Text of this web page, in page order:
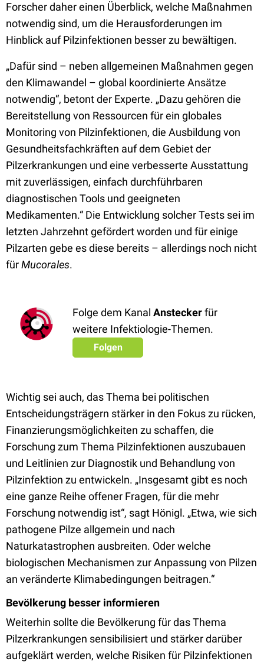
Forscher daher einen Überblick, welche Maßnahmen
notwendig sind, um die Herausforderungen im
Hinblick auf Pilzinfektionen besser zu bewältigen.
„Dafür sind – neben allgemeinen Maßnahmen gegen
den Klimawandel – global koordinierte Ansätze
notwendig“, betont der Experte. „Dazu gehören die
Bereitstellung von Ressourcen für ein globales
Monitoring von Pilzinfektionen, die Ausbildung von
Gesundheitsfachkräften auf dem Gebiet der
Pilzerkrankungen und eine verbesserte Ausstattung
mit zuverlässigen, einfach durchführbaren
diagnostischen Tools und geeigneten
Medikamenten.“ Die Entwicklung solcher Tests sei im
letzten Jahrzehnt gefördert worden und für einige
Pilzarten gebe es diese bereits – allerdings noch nicht
fürMucorales.
Folge dem Kanal Ansteckerfür
weitere Infektiologie-Themen.
Folgen
Wichtig sei auch, das Thema bei politischen
Entscheidungsträgern stärker in den Fokus zu rücken,
Finanzierungsmöglichkeiten zu schaffen, die
Forschung zum Thema Pilzinfektionen auszubauen
und Leitlinien zur Diagnostik und Behandlung von
Pilzinfektion zu entwickeln. „Insgesamt gibt es noch
eine ganze Reihe offener Fragen, für die mehr
Forschung notwendig ist“, sagt Hönigl. „Etwa, wie sich
pathogene Pilze allgemein und nach
Naturkatastrophen ausbreiten. Oder welche
biologischen Mechanismen zur Anpassung von Pilzen
an veränderte Klimabedingungen beitragen.“
Bevölkerung besser informieren
Weiterhin sollte die Bevölkerung für das Thema
Pilzerkrankungen sensibilisiert und stärker darüber
aufgeklärt werden, welche Risiken für Pilzinfektionen